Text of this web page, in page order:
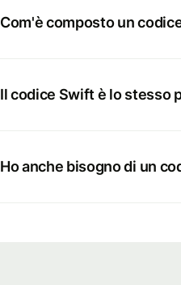
Com'è composto un
Il codice Swift è lo stesso
Ho anche bisogno di un